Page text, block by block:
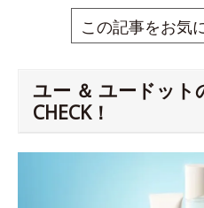
この記事をお気
ユー ＆ ユードット
CHECK！